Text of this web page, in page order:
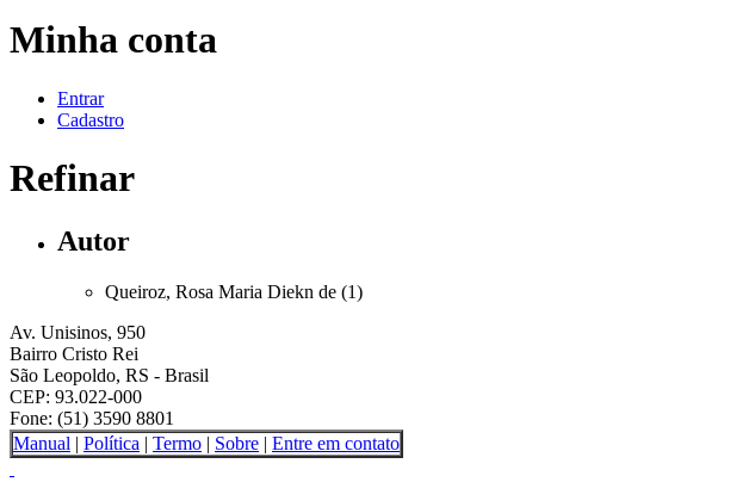
Minha conta
Entrar
Cadastro
Refinar
Autor
Queiroz, Rosa Maria Diekn de (1)
Av. Unisinos, 950
Bairro Cristo Rei
São Leopoldo, RS - Brasil
CEP: 93.022-000
Fone: (51) 3590 8801
Manual | Política | Termo | Sobre | Entre em contato